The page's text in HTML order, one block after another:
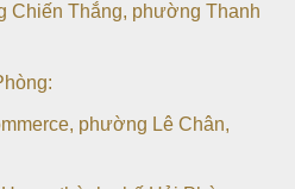
Chiến Thắng, phường Thanh
phường Lê Chân,